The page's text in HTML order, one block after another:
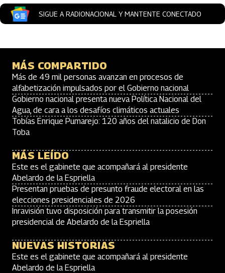
SIGUE A RADIONACIONAL Y MANTENTE CONECTADO
MÁS COMPARTIDO
Más de 49 mil personas avanzan en procesos de
alfabetización impulsados por el Gobierno nacional
Gobierno nacional presenta nueva Política Nacional del
Agua, de cara a los desafíos climáticos actuales
Tobías Enrique Pumarejo: 120 años del natalicio de Don
Toba
MÁS LEÍDO
Este es el gabinete que acompañará al presidente
Abelardo de la Espriella
Presentan pruebas de presunto fraude electoral en las
elecciones presidenciales de 2026
Inravisión tuvo disposición para transmitir la posesión
presidencial de Abelardo de la Espriella
NUEVAS HISTORIAS
Este es el gabinete que acompañará al presidente
Abelardo de la Espriella